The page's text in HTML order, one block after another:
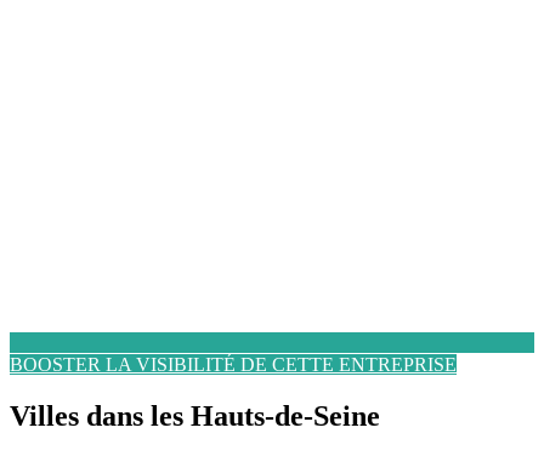
BOOSTER LA VISIBILITÉ DE CETTE ENTREPRISE
Villes dans les Hauts-de-Seine